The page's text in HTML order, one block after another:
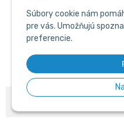
Súbory cookie nám
pre vás. Umožňujú
preferencie.
© 2026 ŠKP SHOP •NextShop&